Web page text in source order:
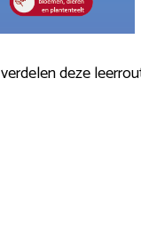
deze